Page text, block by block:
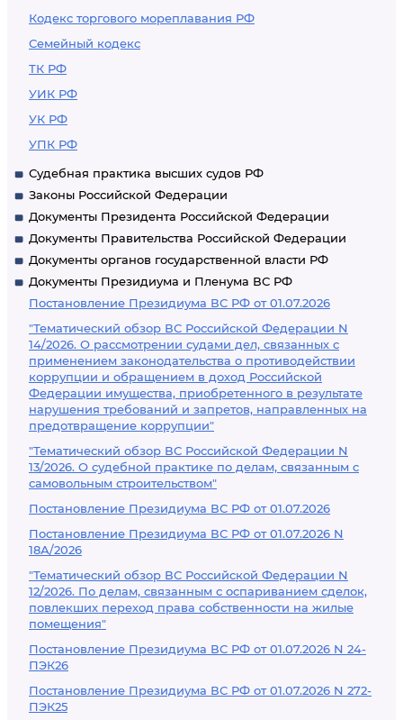
Кодекс торгового мореплавания РФ
Семейный кодекс
ТК РФ
УИК РФ
УК РФ
УПК РФ
Судебная практика высших судов РФ
Законы Российской Федерации
Документы Президента Российской Федерации
Документы Правительства Российской Федерации
Документы органов государственной власти РФ
Документы Президиума и Пленума ВС РФ
Постановление Президиума ВС РФ от 01.07.2026
"Тематический обзор ВС Российской Федерации N
14/2026. О рассмотрении судами дел, связанных с
применением законодательства о противодействии
коррупции и обращением в доход Российской
Федерации имущества, приобретенного в результате
нарушения требований и запретов, направленных на
предотвращение коррупции"
"Тематический обзор ВС Российской Федерации N
13/2026. О судебной практике по делам, связанным с
самовольным строительством"
Постановление Президиума ВС РФ от 01.07.2026
Постановление Президиума ВС РФ от 01.07.2026 N
18А/2026
"Тематический обзор ВС Российской Федерации N
12/2026. По делам, связанным с оспариванием сделок,
повлекших переход права собственности на жилые
помещения"
Постановление Президиума ВС РФ от 01.07.2026 N 24-
ПЭК26
Постановление Президиума ВС РФ от 01.07.2026 N 272-
ПЭК25